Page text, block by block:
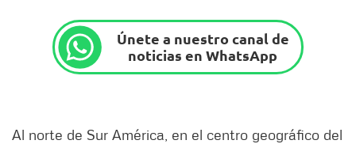
Únete a nuestro canal de
noticias en WhatsApp
Al norte de Sur América, en el centro geográfico del